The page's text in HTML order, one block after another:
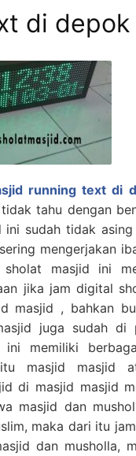
di depok
running text di
tahu dengan
sudah tidak
mengerjakan
masjid ini
jika jam digital
masjid , bahkan
juga sudah di
memiliki
masjid masjid
di masjid masjid
masjid dan
maka dari itu
dan musholla,